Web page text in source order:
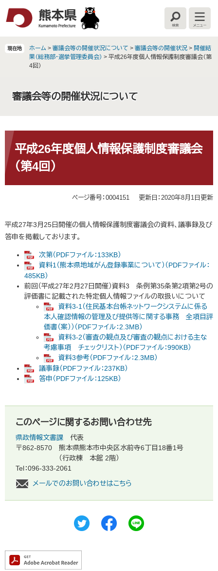
検
索
メ
ニ
ー
現在地 ホーム > 審議会等の開催状況について > 審議会等の開催状況 > 開催結
果（総務部・選挙管理委員会） > 平成26年度個人情報保護制度審議会（第
4回）
審議会等の開催状況について
文 平成26年度個人情報保護制度審議会
（第4回）
ページ番号：0004151 更新日：2020年8月1日更新
平成27年3月25日開催の個人情報保護制度審議会の資料、議事録及び
答申を掲載しております。
次第（PDFファイル：133KB）
資料1（熊本県地域がん登録事業について）（PDFファイル：
485KB）
前回（平成27年2月27日開催）資料3 条例第35条第2項第2号の
評価書に記載された特定個人情報ファイルの取扱いについて
資料3-1（住民基本台帳ネットワークシステムに係る
本人確認情報の管理及び提供等に関する事務 全項目評
価書（案））（PDFファイル：2.3MB）
資料3-2（審査の観点及び審査の観点における主な
考慮事項 チェックリスト）（PDFファイル：990KB）
資料3参考（PDFファイル：2.3MB）
議事録（PDFファイル：237KB）
答申（PDFファイル：125KB）
このページに関するお問い合わせ先
県政情報文書課
代表
〒862-8570
熊本県熊本市中央区水前寺6丁目18番1号
（行政棟 本館 2階）
Tel：096-333-2061
メールでのお問い合わせはこちら